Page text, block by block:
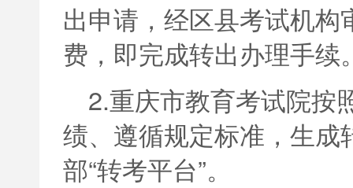
出申请，经区县考试机
费，即完成转出办理手续
2.重庆市教育考试院按
绩、遵循规定标准，生
部“转考平台”。